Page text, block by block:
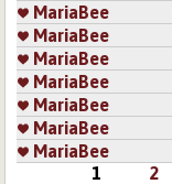
MariaBee
MariaBee
MariaBee
MariaBee
MariaBee
MariaBee
MariaBee
1 2